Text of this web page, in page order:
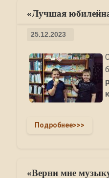
«Лучшая
25.12.2023
Подробнее>>>
«Верни мне